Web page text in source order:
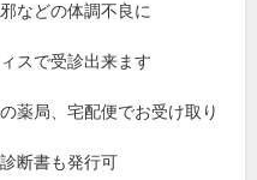
などの体調不良に
スで受診出来ます
薬局、宅配便でお受け取り
断書も発行可